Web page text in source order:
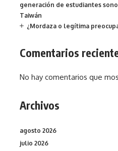
generación de estudiantes
Taiwán
¿Mordaza o legítima
Comentarios
No hay comentarios que
Archivos
agosto 2026
julio 2026